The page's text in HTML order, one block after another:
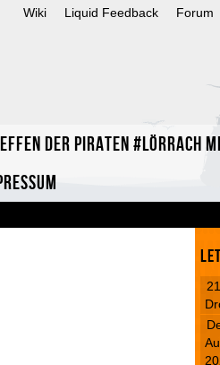
Wiki Liquid Feedback Forum
der Piraten #Lörrach